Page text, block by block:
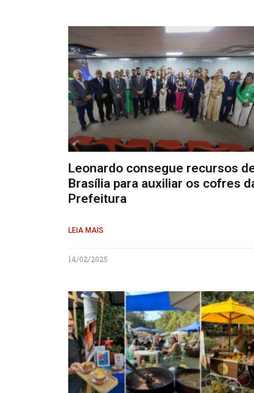
Leonardo consegue recursos
Brasília para auxiliar os cofres
Prefeitura
LEIA MAIS
14/02/2025